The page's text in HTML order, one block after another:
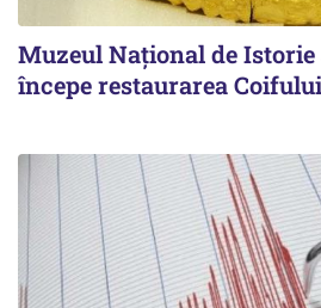
Muzeul Național de Istorie
începe restaurarea